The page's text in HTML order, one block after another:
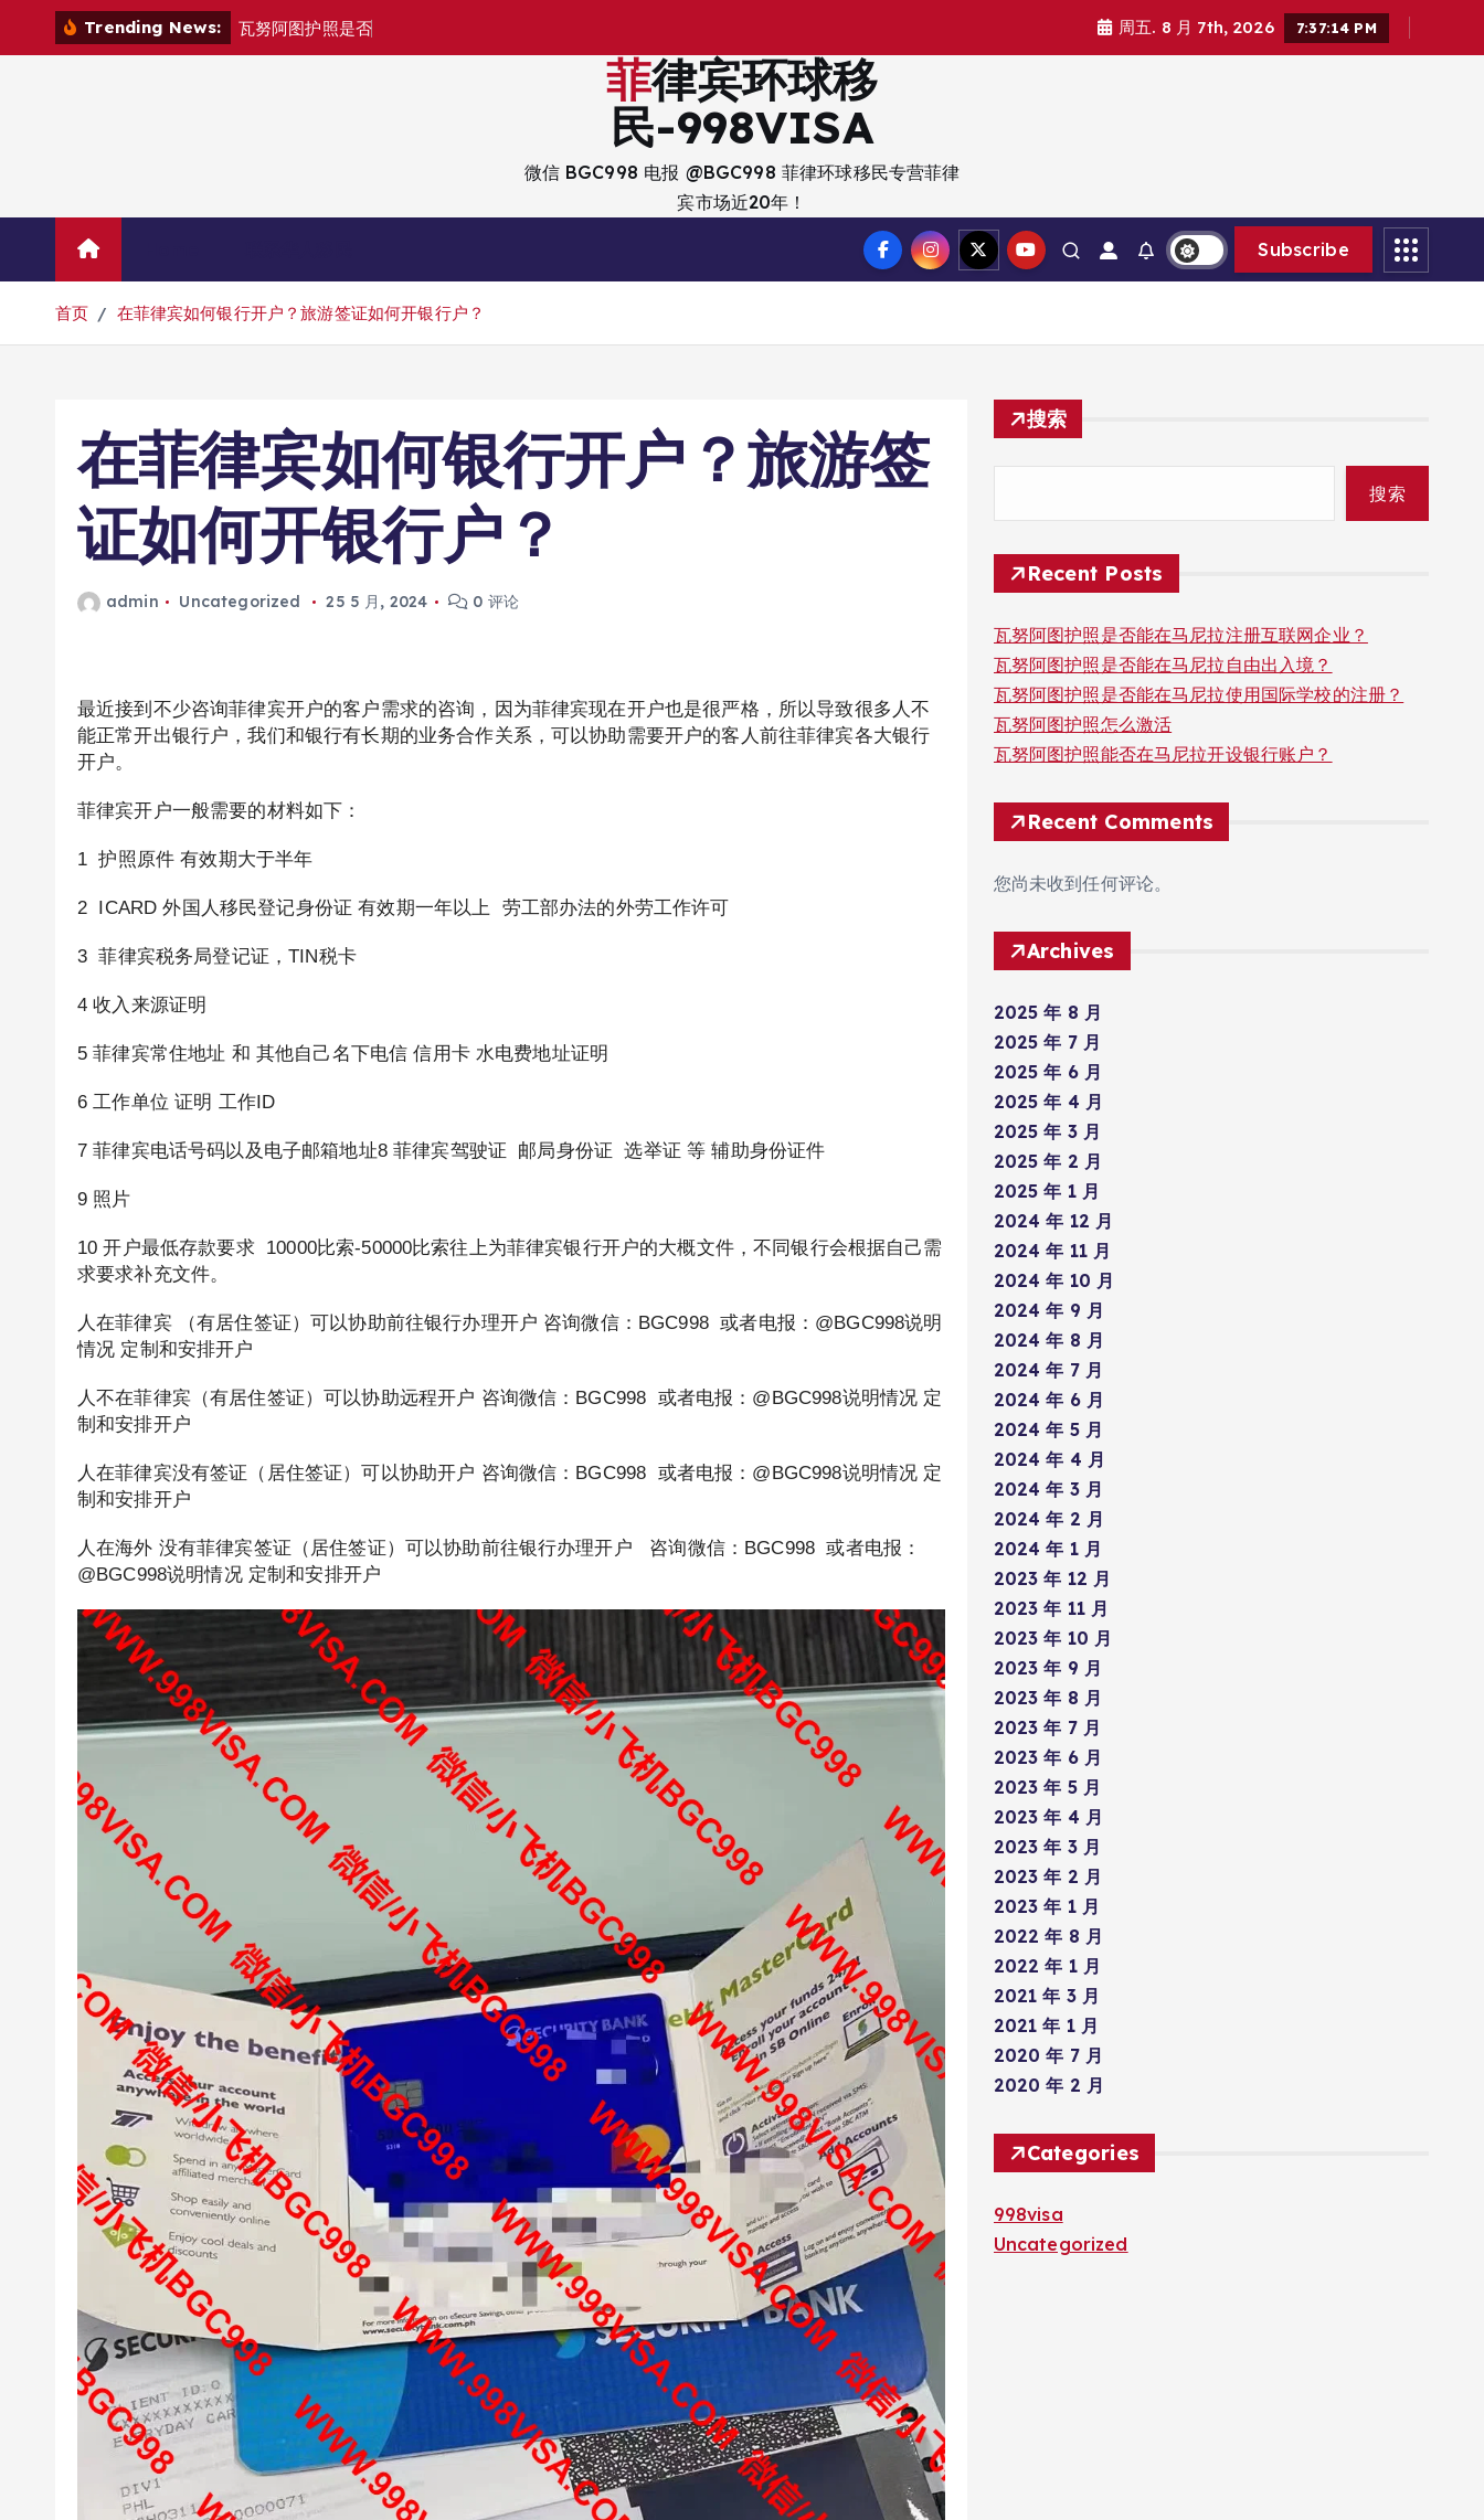
Trending News: 瓦努阿图护照是否 周五. 8 月 7th, 2026 7:37:15 PM
菲律宾环球移
民-998VISA
微信 BGC998 电报 @BGC998 菲律环球移民专营菲律
宾市场近20年！
Subscribe
首页 在菲律宾如何银行开户？旅游签证如何开银行户？
在菲律宾如何银行开户？旅游签
证如何开银行户？
admin Uncategorized 25 5 月, 2024 0 评论
最近接到不少咨询菲律宾开户的客户需求的咨询，因为菲律宾现在开户也是很严格，所以导致很多人不
能正常开出银行户，我们和银行有长期的业务合作关系，可以协助需要开户的客人前往菲律宾各大银行
开户。
菲律宾开户一般需要的材料如下：
1 护照原件 有效期大于半年
2 ICARD 外国人移民登记身份证 有效期一年以上 劳工部办法的外劳工作许可
3 菲律宾税务局登记证，TIN税卡
4 收入来源证明
5 菲律宾常住地址 和 其他自己名下电信 信用卡 水电费地址证明
6 工作单位 证明 工作ID
7 菲律宾电话号码以及电子邮箱地址8 菲律宾驾驶证 邮局身份证 选举证 等 辅助身份证件
9 照片
10 开户最低存款要求 10000比索-50000比索往上为菲律宾银行开户的大概文件，不同银行会根据自己需
求要求补充文件。
人在菲律宾 （有居住签证）可以协助前往银行办理开户 咨询微信：BGC998 或者电报：@BGC998说明
情况 定制和安排开户
人不在菲律宾（有居住签证）可以协助远程开户 咨询微信：BGC998 或者电报：@BGC998说明情况 定
制和安排开户
人在菲律宾没有签证（居住签证）可以协助开户 咨询微信：BGC998 或者电报：@BGC998说明情况 定
制和安排开户
人在海外 没有菲律宾签证（居住签证）可以协助前往银行办理开户 咨询微信：BGC998 或者电报：
@BGC998说明情况 定制和安排开户
搜索
搜索
Recent Posts
瓦努阿图护照是否能在马尼拉注册互联网企业？
瓦努阿图护照是否能在马尼拉自由出入境？
瓦努阿图护照是否能在马尼拉使用国际学校的注册？
瓦努阿图护照怎么激活
瓦努阿图护照能否在马尼拉开设银行账户？
Recent Comments
您尚未收到任何评论。
Archives
2025 年 8 月
2025 年 7 月
2025 年 6 月
2025 年 4 月
2025 年 3 月
2025 年 2 月
2025 年 1 月
2024 年 12 月
2024 年 11 月
2024 年 10 月
2024 年 9 月
2024 年 8 月
2024 年 7 月
2024 年 6 月
2024 年 5 月
2024 年 4 月
2024 年 3 月
2024 年 2 月
2024 年 1 月
2023 年 12 月
2023 年 11 月
2023 年 10 月
2023 年 9 月
2023 年 8 月
2023 年 7 月
2023 年 6 月
2023 年 5 月
2023 年 4 月
2023 年 3 月
2023 年 2 月
2023 年 1 月
2022 年 8 月
2022 年 1 月
2021 年 3 月
2021 年 1 月
2020 年 7 月
2020 年 2 月
Categories
998visa
Uncategorized